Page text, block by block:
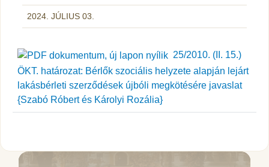
2024. JÚLIUS 03.
25/2010. (II. 15.)
ÖKT. határozat: Bérlők szociális helyzete alapján lejárt
lakásbérleti szerződések újbóli megkötésére javaslat
{Szabó Róbert és Károlyi Rozália}